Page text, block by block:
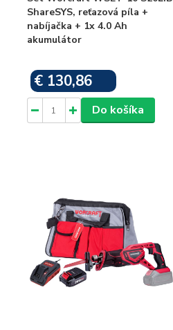
ShareSYS, reťazová píla +
nabíjačka + 1x 4.0 Ah
akumulátor
€ 130,86
Do košíka